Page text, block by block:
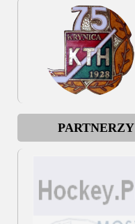
PARTNERZY